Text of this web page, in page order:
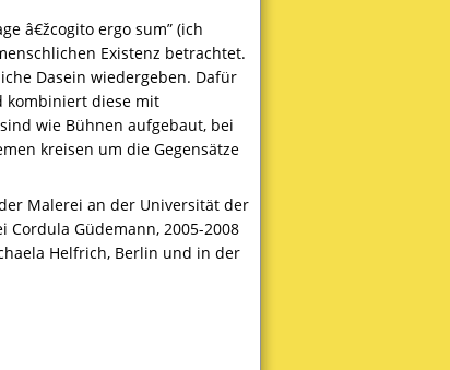
â€žcogito ergo sum” (ich
Existenz betrachtet.
Dasein wiedergeben. Dafür
kombiniert diese mit
wie Bühnen aufgebaut, bei
kreisen um die Gegensätze
Malerei an der Universität der
Güdemann, 2005-2008
Helfrich, Berlin und in der